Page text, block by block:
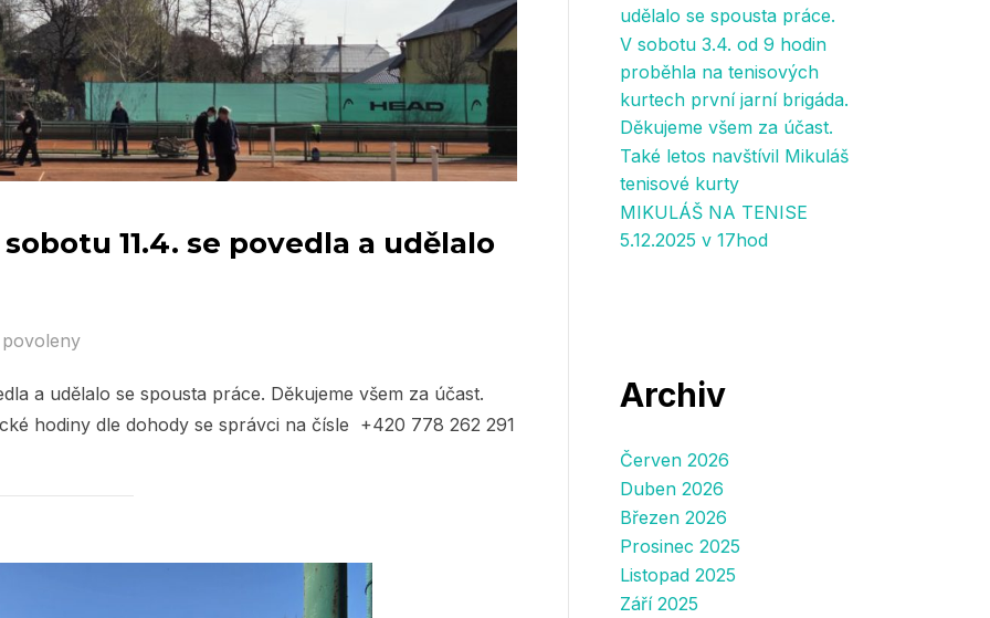
11.4. se povedla a udělalo
a udělalo se spousta práce. Děkujeme všem za účast.
hodiny dle dohody se správci na čísle +420 778 262 291
udělalo se spousta práce.
V sobotu 3.4. od 9 hodin
proběhla na tenisových
kurtech první jarní brigáda.
Děkujeme všem za účast.
Také letos navštívil Mikuláš
tenisové kurty
MIKULÁŠ NA TENISE
5.12.2025 v 17hod
Archiv
Červen 2026
Duben 2026
Březen 2026
Prosinec 2025
Listopad 2025
Září 2025